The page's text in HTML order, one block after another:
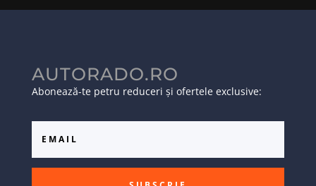
AUTORADO.RO
Abonează-te petru reduceri și ofertele exclusive: